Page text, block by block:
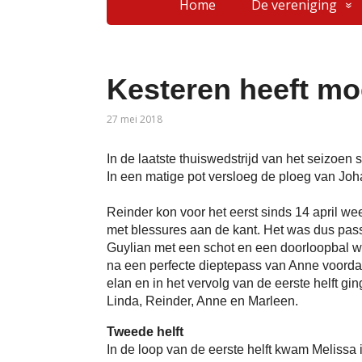
Home De vereniging
Kesteren heeft
27 mei 2018
In de laatste thuiswedstrijd van het seizoen
In een matige pot versloeg de ploeg van
Reinder kon voor het eerst sinds 14 april
met blessures aan de kant. Het was dus
Guylian met een schot en een doorloopbal
na een perfecte dieptepass van Anne
elan en in het vervolg van de eerste helft
Linda, Reinder, Anne en Marleen.
Tweede helft
In de loop van de eerste helft kwam